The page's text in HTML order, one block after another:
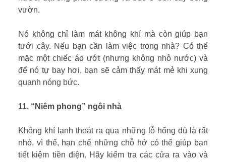
vườn.
Nó không chỉ làm mát không khí mà còn giúp bạn
tưới cây. Nếu bạn cần làm việc trong nhà? Có thể
mặc một chiếc áo ướt (nhưng không nhỏ nước) và
để nó tự bay hơi, bạn sẽ cảm thấy mát mẻ khi xung
quanh nóng bức.
11. “Niêm phong” ngôi nhà
Không khí lạnh thoát ra qua những lỗ hổng dù là rất
nhỏ, vì thế, hạn chế những chỗ hở có thể giúp bạn
tiết kiệm tiền điện. Hãy kiểm tra các cửa ra vào và